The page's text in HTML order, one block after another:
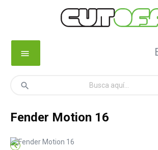
menu
search
Fender Motion 16
